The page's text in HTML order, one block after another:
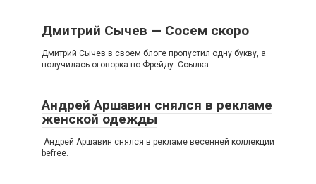
Дмитрий Сычев — Сосем скоро
Дмитрий Сычев в своем блоге пропустил одну букву, а
получилась оговорка по Фрейду. Ссылка
Андрей Аршавин снялся в рекламе
женской одежды
Андрей Аршавин снялся в рекламе весенней коллекции
befree.